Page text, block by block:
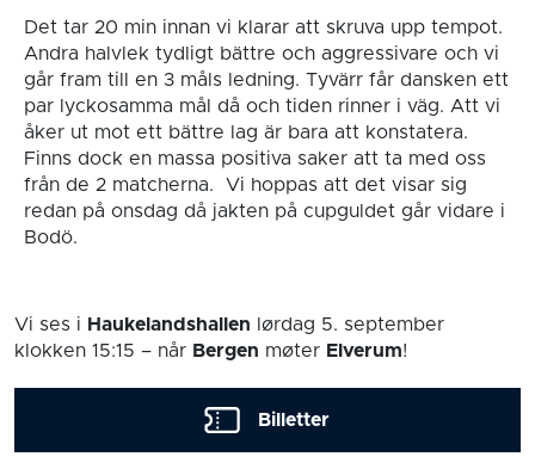
Det tar 20 min innan vi klarar att skruva upp tempot.
Andra halvlek tydligt bättre och aggressivare och vi
går fram till en 3 måls ledning. Tyvärr får dansken ett
par lyckosamma mål då och tiden rinner i väg. Att vi
åker ut mot ett bättre lag är bara att konstatera.
Finns dock en massa positiva saker att ta med oss
från de 2 matcherna. Vi hoppas att det visar sig
redan på onsdag då jakten på cupguldet går vidare i
Bodö.
Vi ses i Haukelandshallen lørdag 5. september
klokken 15:15 – når Bergen møter Elverum!
Billetter